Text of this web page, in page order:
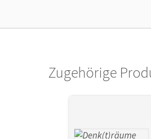
Privatpersonen, die nur mit dem E-Book
Zugehörige